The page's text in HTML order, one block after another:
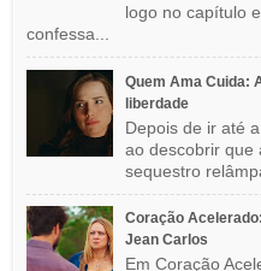
logo no capítulo
confessa...
Quem Ama Cuida:
liberdade
Depois de ir até
ao descobrir que
sequestro
Coração
Jean Carlos
Em Coração